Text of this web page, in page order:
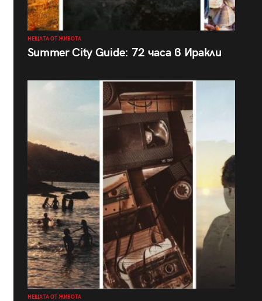
НЕЩАТА ОТ ЖИВОТА
Summer City Guide: 72 часа в Иракли
НЕЩАТА ОТ ЖИВОТА